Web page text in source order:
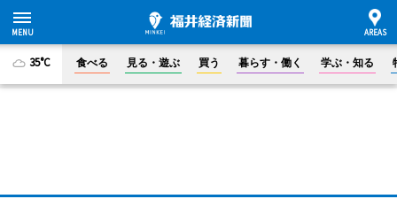
35°C 食べる 見る・遊ぶ 買う 暮らす・働く 学ぶ・知る